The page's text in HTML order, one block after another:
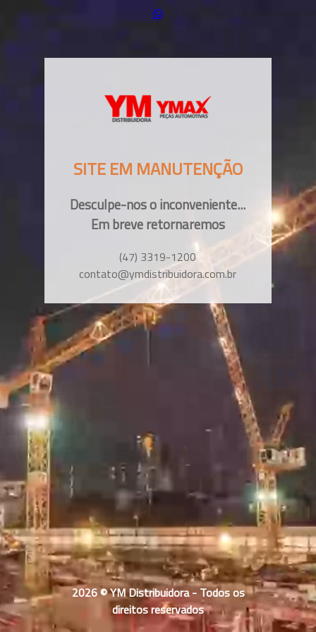
SITE EM MANUTENÇÃO
Desculpe-nos o inconveniente...
Em breve retornaremos
(47) 3319-1200
contato@ymdistribuidora.com.br
2026 © YM Distribuidora - Todos os
direitos reservados